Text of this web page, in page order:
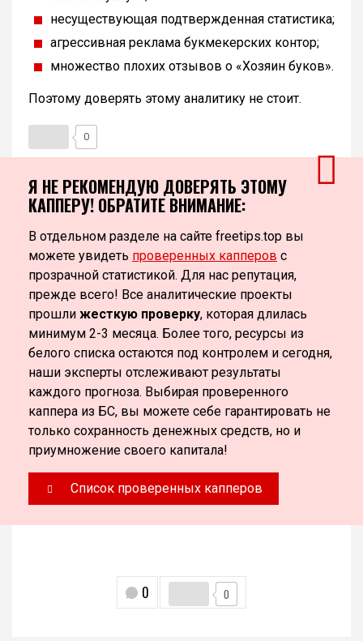
несуществующая подтвержденная статистика;
агрессивная реклама букмекерских контор;
множество плохих отзывов о «Хозяин буков».
Поэтому доверять этому аналитику не стоит.
0
Я НЕ РЕКОМЕНДУЮ ДОВЕРЯТЬ ЭТОМУ
КАППЕРУ! ОБРАТИТЕ ВНИМАНИЕ:
В отдельном разделе на сайте freetips.top вы
можете увидеть проверенных капперов с
прозрачной статистикой. Для нас репутация,
прежде всего! Все аналитические проекты
прошли жесткую проверку, которая длилась
минимум 2-3 месяца. Более того, ресурсы из
белого списка остаются под контролем и сегодня,
наши эксперты отслеживают результаты
каждого прогноза. Выбирая проверенного
каппера из БС, вы можете себе гарантировать не
только сохранность денежных средств, но и
приумножение своего капитала!
Список проверенных капперов
0 0